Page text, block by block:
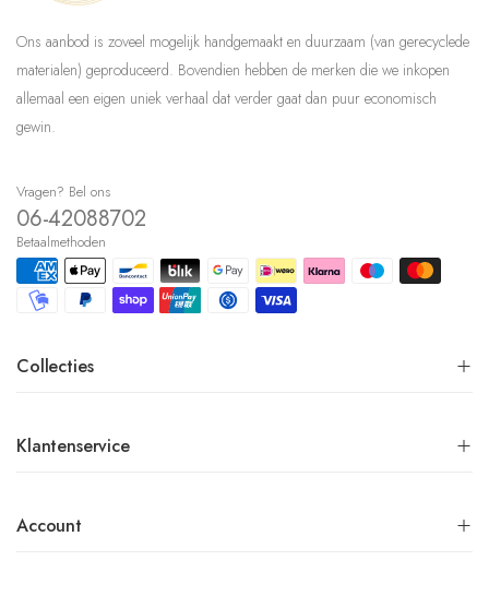
Ons aanbod is zoveel mogelijk handgemaakt en duurzaam (van gerecyclede
materialen) geproduceerd. Bovendien hebben de merken die we inkopen
allemaal een eigen uniek verhaal dat verder gaat dan puur economisch
gewin.
Vragen? Bel ons
06-42088702
Betaalmethoden
Collecties
Klantenservice
Account